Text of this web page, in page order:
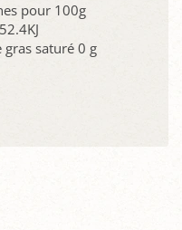
pour 100g
gras saturé 0 g